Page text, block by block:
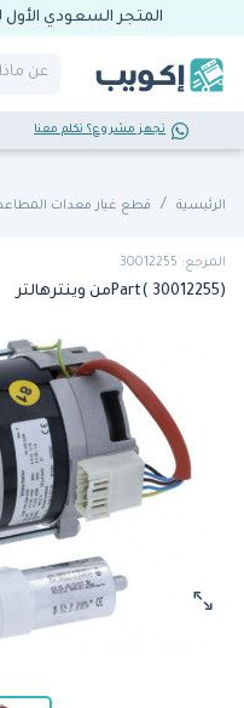
المتجر السعودي
تجهز مشروع؟ تكلم معنا
الرئيسية قطع غيار معدات
المرجع: 30012255
Part( 30012255)من وينترهالتر